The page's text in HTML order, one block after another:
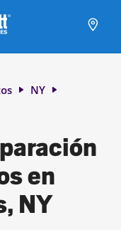
NY
en
NY